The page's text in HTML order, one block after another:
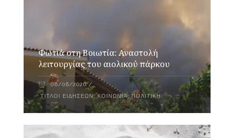
Φωτιά στη Βοιωτία: Αναστολή
λειτουργίας του αιολικού πάρκου
08/08/2026
ΤΊΤΛΟΙ ΕΙΔΉΣΕΩΝ,ΚΟΙΝΩΝΊΑ,ΠΟΛΙΤΙΚΉ